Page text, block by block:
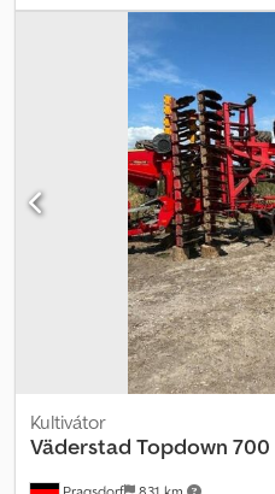
szerkezet, vázmagasság: 85 cm,
futómű: DSTS görgő, 530 mm,
mechanikus
ügyfél. Dcjdpfx Ajzr S Uzea Dsk
Kultivátor
Väderstad Topdown